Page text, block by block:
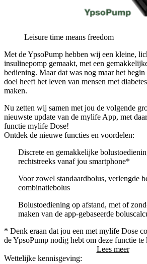
Leisure time means freedom
Met de YpsoPump hebben wij een kleine,
insulinepomp gemaakt, met een
bediening. Maar dat was nog maar het
doel heeft het leven van mensen met
maken.
Nu zetten wij samen met jou de volgende
nieuwste update van de mylife App, met
functie mylife Dose!
Ontdek de nieuwe functies en voordelen:
Discrete en gemakkelijke
rechtstreeks vanaf jou smartphone*
Voor zowel standaardbolus, verlengde
combinatiebolus
Bolustoediening op afstand, met of
maken van de app-gebaseerde
* Denk eraan dat jou een met mylife Dose
de YpsoPump nodig hebt om deze functie
Lees meer
Wettelijke kennisgeving: